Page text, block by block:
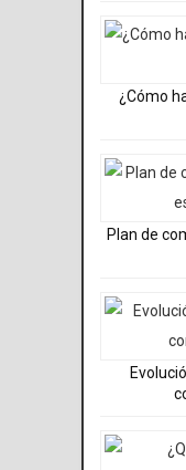
¿Cómo
Plan de